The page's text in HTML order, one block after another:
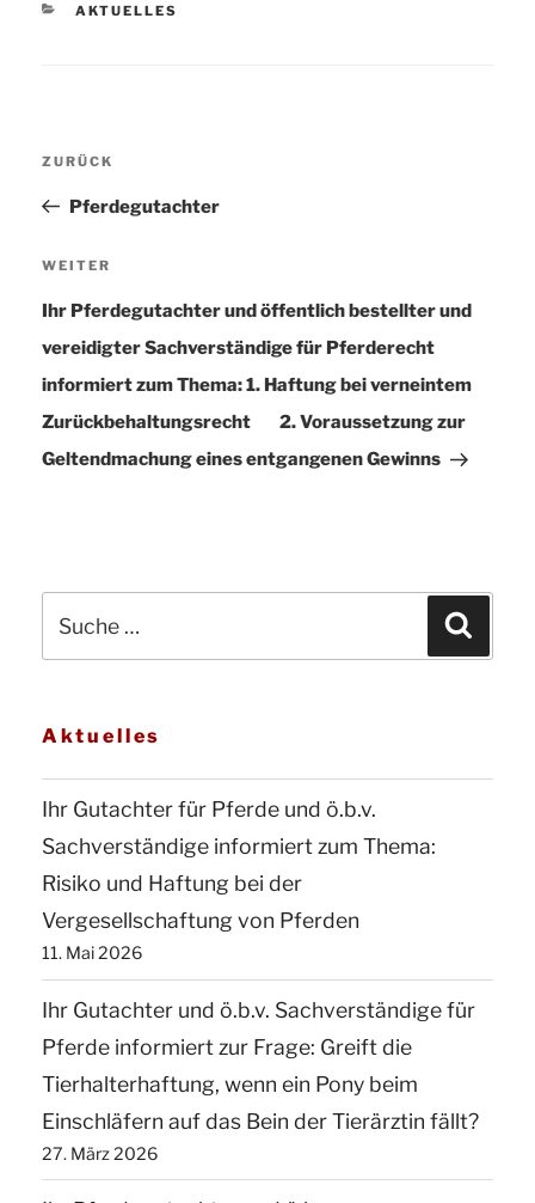
KATEGORIEN
AKTUELLES
Vorheriger
Beitrag
ZURÜCK
Pferdegutachter
Nächster
Beitrag
WEITER
Ihr Pferdegutachter und öffentlich bestellter und
vereidigter Sachverständige für Pferderecht
informiert zum Thema: 1. Haftung bei verneintem
Zurückbehaltungsrecht 2. Voraussetzung zur
Geltendmachung eines entgangenen Gewinns
Aktuelles
Ihr Gutachter für Pferde und ö.b.v.
Sachverständige informiert zum Thema:
Risiko und Haftung bei der
Vergesellschaftung von Pferden
11. Mai 2026
Ihr Gutachter und ö.b.v. Sachverständige für
Pferde informiert zur Frage: Greift die
Tierhalterhaftung, wenn ein Pony beim
Einschläfern auf das Bein der Tierärztin fällt?
27. März 2026